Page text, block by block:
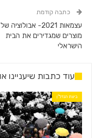
כתבה קודמת
עצמאות 2021- אבולוציה של
מוצרים שמגדירים את הבית
הישראלי
עוד כתבות שיעניינו
ביצת הנדל"ן